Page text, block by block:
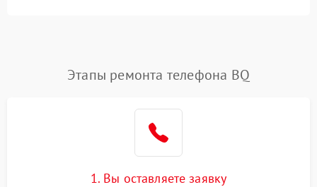
Этапы ремонта телефона BQ
1. Вы оставляете заявку